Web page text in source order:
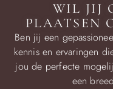
WIL JIJ
PLAATSEN
Ben jij een
kennis en ervaringen
jou de perfecte
een